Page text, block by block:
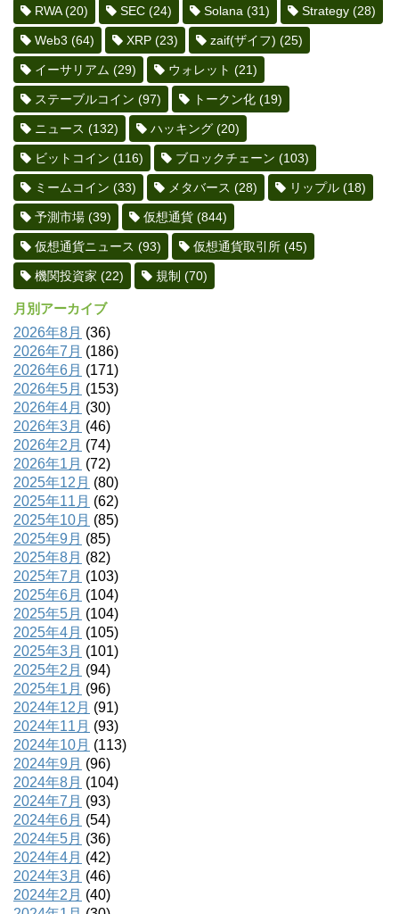
RWA(20) SEC (24) Solana (31) Strategy (28)
Web3 (64) XRP (23) zaif(ザイフ) (25)
イーサリアム (29) ウォレット (21)
ステーブルコイン (97) トークン化 (19)
ニュース (132) ハッキング (20)
ビットコイン (116) ブロックチェーン (103)
ミームコイン (33) メタバース (28) リップル (18)
予測市場 (39) 仮想通貨 (844)
仮想通貨ニュース (93) 仮想通貨取引所 (45)
機関投資家 (22) 規制 (70)
月別アーカイブ
2026年8月 (36)
2026年7月 (186)
2026年6月 (171)
2026年5月 (153)
2026年4月 (30)
2026年3月 (46)
2026年2月 (74)
2026年1月 (72)
2025年12月 (80)
2025年11月 (62)
2025年10月 (85)
2025年9月 (85)
2025年8月 (82)
2025年7月 (103)
2025年6月 (104)
2025年5月 (104)
2025年4月 (105)
2025年3月 (101)
2025年2月 (94)
2025年1月 (96)
2024年12月 (91)
2024年11月 (93)
2024年10月 (113)
2024年9月 (96)
2024年8月 (104)
2024年7月 (93)
2024年6月 (54)
2024年5月 (36)
2024年4月 (42)
2024年3月 (46)
2024年2月 (40)